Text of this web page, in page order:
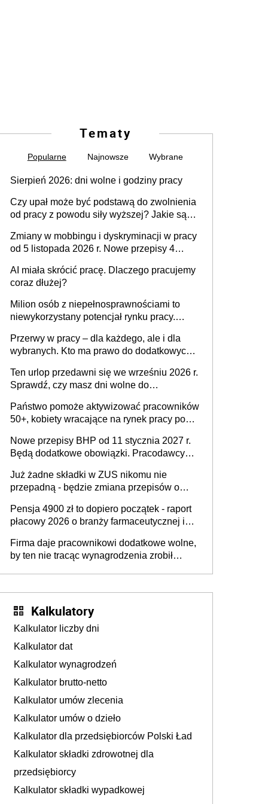
Tematy
Popularne Najnowsze Wybrane
Sierpień 2026: dni wolne i godziny pracy
Czy upał może być podstawą do zwolnienia
od pracy z powodu siły wyższej? Jakie są
Zmiany w mobbingu i dyskryminacji w pracy
od 5 listopada 2026 r. Nowe przepisy 4
Ustaw
AI miała skrócić pracę. Dlaczego pracujemy
coraz dłużej?
Milion osób z niepełnosprawnościami to
niewykorzystany potencjał rynku pracy.
dofinansowań czy refundacji, ale bariery po
stronie systemu i świadomości
pracodawców [WYWIAD]
Przerwy w pracy – dla każdego, ale i dla
wybranych. Kto ma prawo do dodatkowych
Ten urlop przedawni się we wrześniu 2026 r.
Sprawdź, czy masz dni wolne do
Państwo pomoże aktywizować pracowników
50+, kobiety wracające na rynek pracy po
osoby neuroatypowe. Powstanie Fundusz
na rzecz Inkluzywności w Zatrudnianiu?
Nowe przepisy BHP od 11 stycznia 2027 r.
Będą dodatkowe obowiązki. Pracodawcy
Już żadne składki w ZUS nikomu nie
przepadną - będzie zmiana przepisów o
ubezpieczeniom społecznym
Pensja 4900 zł to dopiero początek - raport
płacowy 2026 o branży farmaceutycznej i
Firma daje pracownikowi dodatkowe wolne,
by ten nie tracąc wynagrodzenia zrobił
Kalkulatory
Kalkulator liczby dni
Kalkulator dat
Kalkulator wynagrodzeń
Kalkulator brutto-netto
Kalkulator umów zlecenia
Kalkulator umów o dzieło
Kalkulator dla przedsiębiorców Polski Ład
Kalkulator składki zdrowotnej dla
przedsiębiorcy
Kalkulator składki wypadkowej